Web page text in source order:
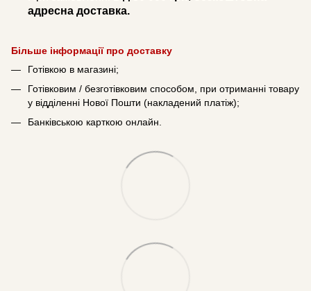
адресна доставка.
Більше інформації про доставку
Готівкою в магазині;
Готівковим / безготівковим способом, при отриманні товару
у відділенні Нової Пошти (накладений платіж);
Банківською карткою онлайн.